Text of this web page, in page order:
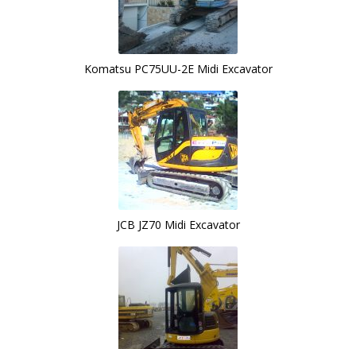
Komatsu PC75UU-2E Midi Excavator
JCB JZ70 Midi Excavator